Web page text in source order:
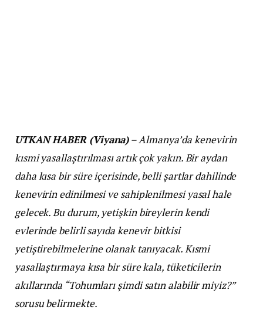
UTKAN HABER (Viyana)– Almanya’da kenevirin
kısmi yasallaştırılması artık çok yakın. Bir aydan
daha kısa bir süre içerisinde, belli şartlar dahilinde
kenevirin edinilmesi ve sahiplenilmesi yasal hale
gelecek. Bu durum, yetişkin bireylerin kendi
evlerinde belirli sayıda kenevir bitkisi
yetiştirebilmelerine olanak tanıyacak. Kısmi
yasallaştırmaya kısa bir süre kala, tüketicilerin
akıllarında “Tohumları şimdi satın alabilir miyiz?”
sorusu belirmekte.